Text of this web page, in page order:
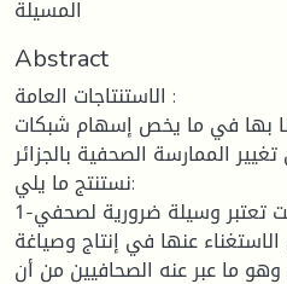
المسيلة
Abstract
الاستنتاجات العامة :
بها في ما يخص إسهام شبكات
الممارسة الصحفية بالجزائر
نستنتج ما يلي:
1-أكدت الدراسة على أن الانترنت تعتبر وسيلة ضرورية لصحفي
عنها في إنتاج وصياغة
ما عبر عنه الصحافيين من أن